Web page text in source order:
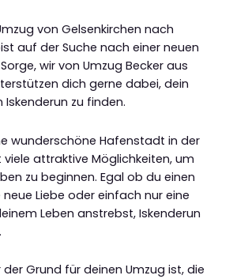
von Gelsenkirchen nach
auf der Suche nach einer neuen
wir von Umzug Becker aus
dich gerne dabei, dein
Iskenderun zu finden.
wunderschöne Hafenstadt in der
attraktive Möglichkeiten, um
zu beginnen. Egal ob du einen
Liebe oder einfach nur eine
Leben anstrebst, Iskenderun
Grund für deinen Umzug ist, die